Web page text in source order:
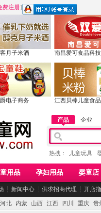
费注册]
月子米酒 南昌爱可食品科技
电子商务 江西贝棒儿童食品
产品 企业
热搜： 儿童玩具
用品 孕妇用品 婴童店
┆ 新闻中心 ┆ 供求招商代理 ┆ 开店
河北 内蒙 山西 江西 四川 重庆 贵